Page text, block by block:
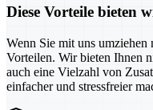
Diese Vorteile bieten
Wenn Sie mit uns
Vorteilen. Wir bieten Ihnen
auch eine Vielzahl von
einfacher und stressfreier